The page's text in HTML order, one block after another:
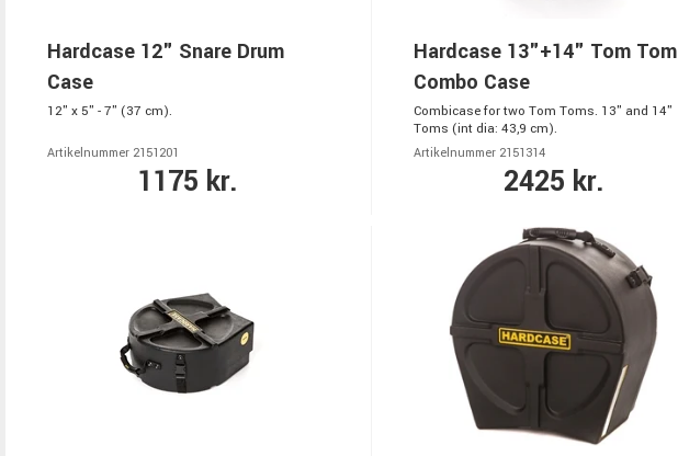
Hardcase 12" Snare Drum
Case
12" x 5" - 7" (37 cm).
Artikelnummer 2151201
1175 kr.
Hardcase 13"+14" Tom Tom
Combo Case
Combicase for two Tom Toms. 13" and 14"
Toms (int dia: 43,9 cm).
Artikelnummer 2151314
2425 kr.